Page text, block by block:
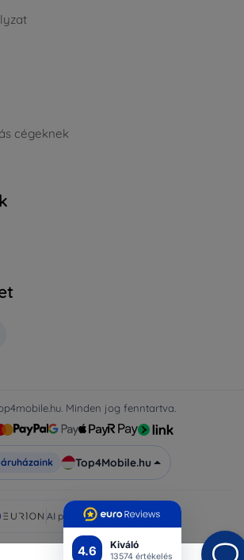
4.6 Kiváló
13574 értékelés
cégeknek
Minden jog fenntartva.
Top4Mobile.hu
AI powered byEurion